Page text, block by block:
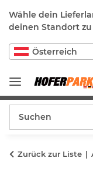
Wähle dein
deinen Standort zu
Österreich
Zurück zur Liste